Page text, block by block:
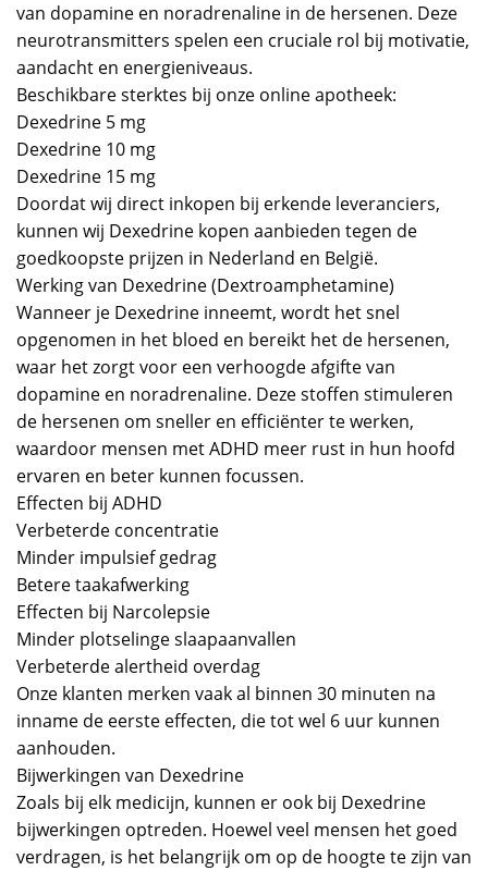
van dopamine en noradrenaline in de hersenen. Deze
neurotransmitters spelen een cruciale rol bij motivatie,
aandacht en energieniveaus.
Beschikbare sterktes bij onze online apotheek:
Dexedrine 5 mg
Dexedrine 10 mg
Dexedrine 15 mg
Doordat wij direct inkopen bij erkende leveranciers,
kunnen wij Dexedrine kopen aanbieden tegen de
goedkoopste prijzen in Nederland en België.
Werking van Dexedrine (Dextroamphetamine)
Wanneer je Dexedrine inneemt, wordt het snel
opgenomen in het bloed en bereikt het de hersenen,
waar het zorgt voor een verhoogde afgifte van
dopamine en noradrenaline. Deze stoffen stimuleren
de hersenen om sneller en efficiënter te werken,
waardoor mensen met ADHD meer rust in hun hoofd
ervaren en beter kunnen focussen.
Effecten bij ADHD
Verbeterde concentratie
Minder impulsief gedrag
Betere taakafwerking
Effecten bij Narcolepsie
Minder plotselinge slaapaanvallen
Verbeterde alertheid overdag
Onze klanten merken vaak al binnen 30 minuten na
inname de eerste effecten, die tot wel 6 uur kunnen
aanhouden.
Bijwerkingen van Dexedrine
Zoals bij elk medicijn, kunnen er ook bij Dexedrine
bijwerkingen optreden. Hoewel veel mensen het goed
verdragen, is het belangrijk om op de hoogte te zijn van